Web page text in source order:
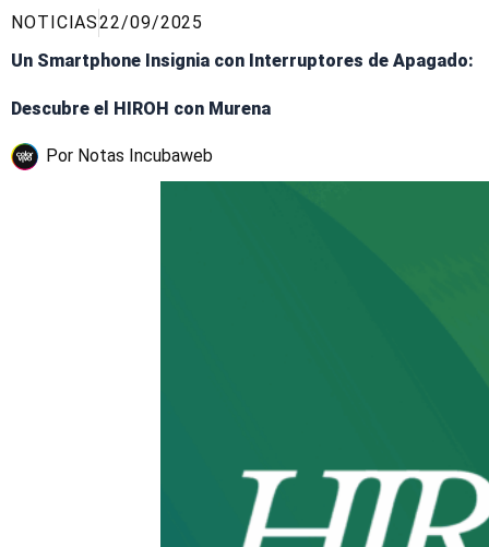
NOTICIAS22/09/2025
Un Smartphone Insignia con Interruptores de Apagado:
Descubre el HIROH con Murena
Por Notas Incubaweb